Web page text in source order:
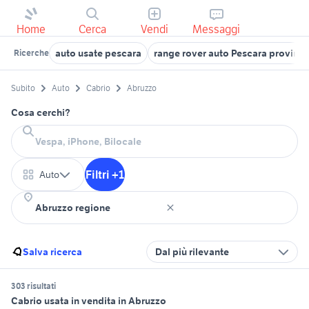
Home Cerca Vendi Messaggi
Ricerche auto usate pescara range rover auto Pescara
Subito Auto Cabrio Abruzzo
Cosa cerchi?
Auto Filtri +1
Salva ricerca Dal più rilevante
303 risultati
Cabrio usata in vendita in Abruzzo